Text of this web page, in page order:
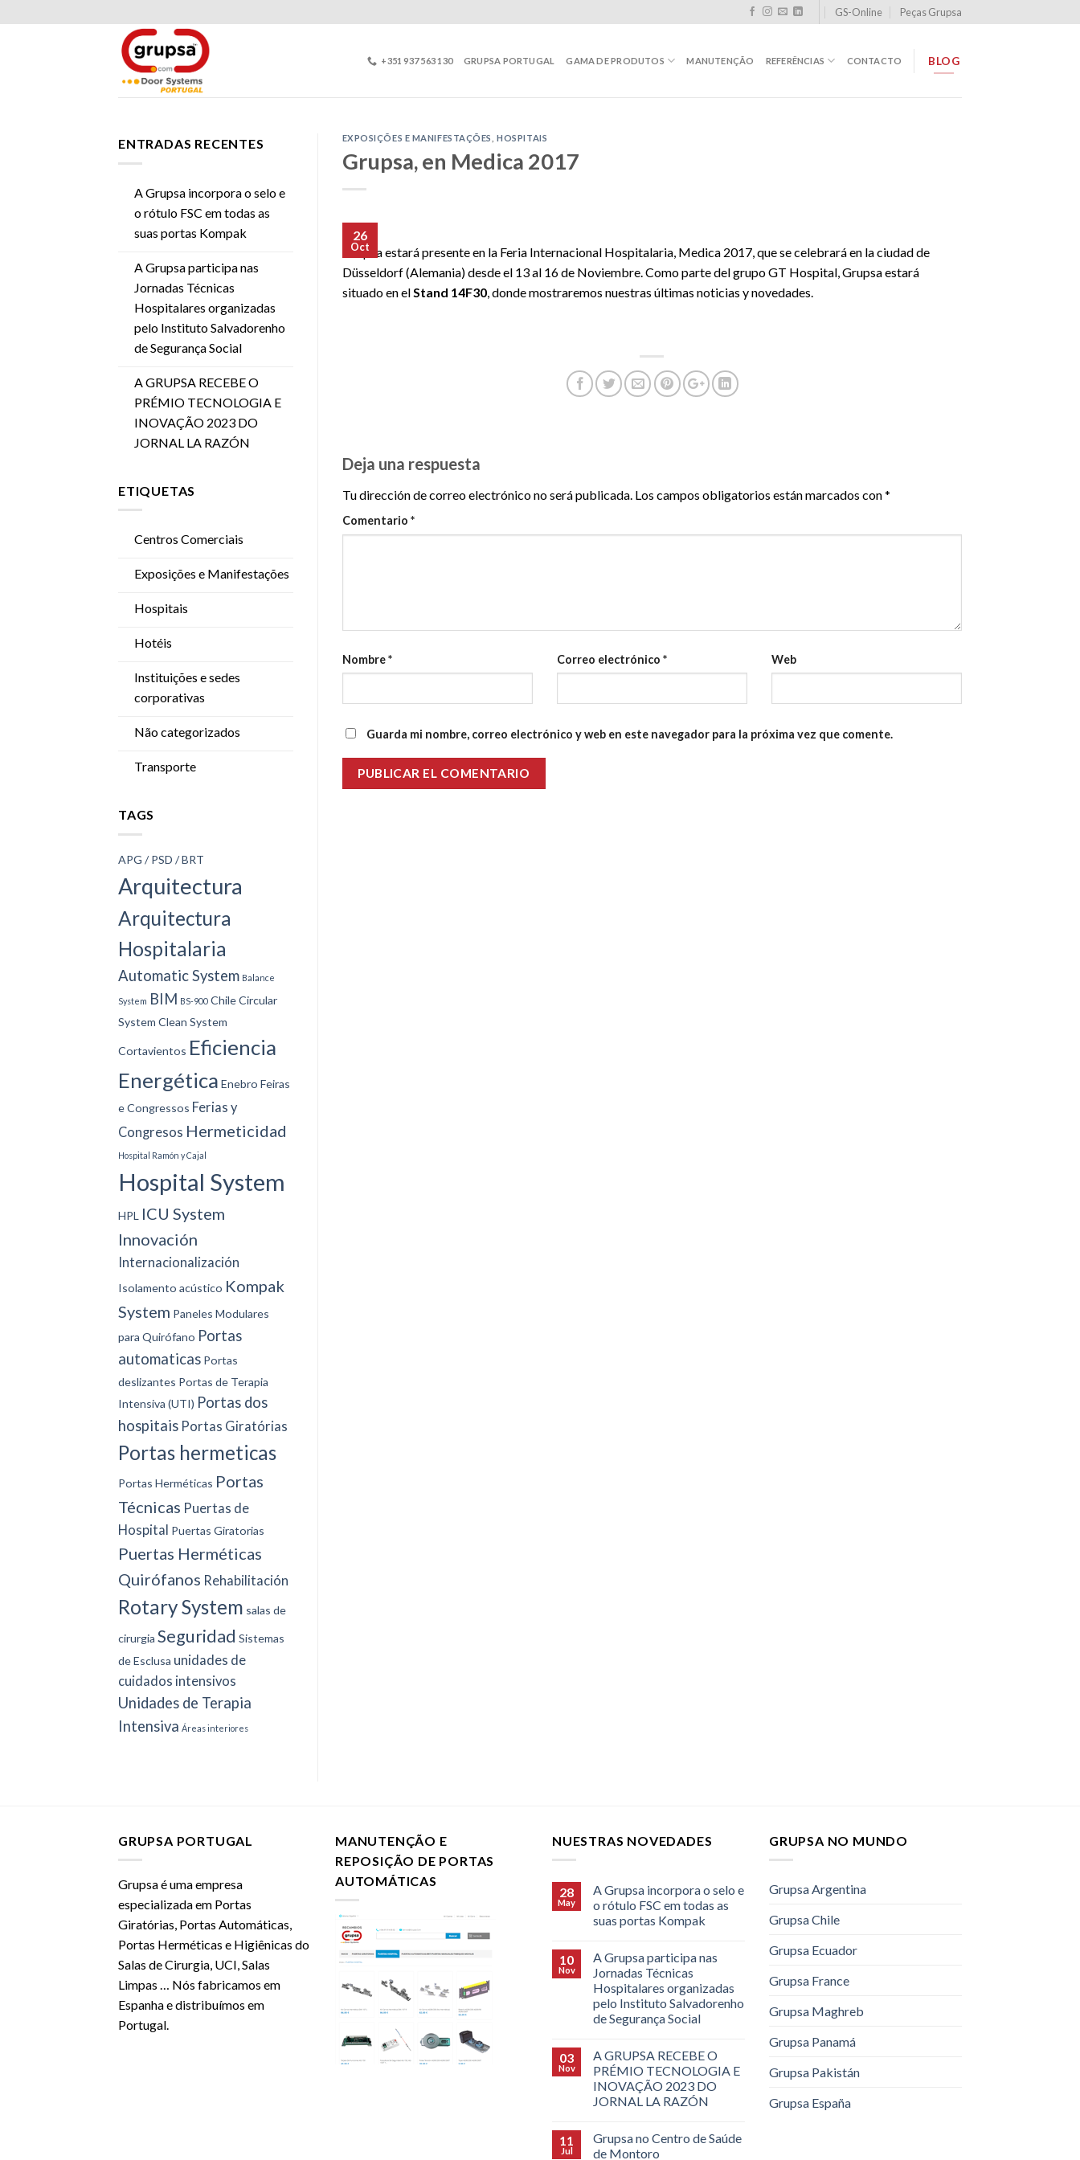
to
GS-Online Peças Grupsa
+351 937 563 130 GRUPSA PORTUGAL GAMA DE PRODUTOS MANUTENÇÃO REFERÊNCIAS CONTACTO BLOG
ENTRADAS RECENTES
A Grupsa incorpora o selo e
o rótulo FSC em todas as
suas portas Kompak
A Grupsa participa nas
Jornadas Técnicas
Hospitalares organizadas
pelo Instituto Salvadorenho
de Segurança Social
A GRUPSA RECEBE O
PRÉMIO TECNOLOGIA E
INOVAÇÃO 2023 DO
JORNAL LA RAZÓN
ETIQUETAS
Centros Comerciais
Exposições e Manifestações
Hospitais
Hotéis
Instituições e sedes
corporativas
Não categorizados
Transporte
TAGS
APG / PSD / BRT
Arquitectura
Arquitectura
Hospitalaria
Automatic System Balance
System BIM BS-900 ChileCircular
System Clean System
Cortavientos Eficiencia
Energética Enebro Feiras
e Congressos Ferias y
Congresos Hermeticidad
Hospital Ramón y Cajal
Hospital System
HPL ICU System
Innovación
Internacionalización
Isolamento acústico Kompak
System Paneles Modulares
para Quirófano Portas
automaticas Portas
deslizantes Portas de Terapia
Intensiva (UTI) Portas dos
hospitais Portas Giratórias
Portas hermeticas
Portas Herméticas Portas
Técnicas Puertas de
Hospital Puertas Giratorias
Puertas Herméticas
Quirófanos Rehabilitación
Rotary System salas de
cirurgia Seguridad Sistemas
de Esclusa unidades de
cuidados intensivos
Unidades de Terapia
Intensiva Áreas interiores
EXPOSIÇÕES E MANIFESTAÇÕES ,HOSPITAIS
Grupsa, en Medica 2017
26
Oct
Grupsa estará presente en la Feria Internacional Hospitalaria, Medica 2017, que se celebrará en la ciudad de
Düsseldorf (Alemania) desde el 13 al 16 de Noviembre. Como parte del grupo GT Hospital, Grupsa estará
situado en el Stand 14F30, donde mostraremos nuestras últimas noticias y novedades.
Deja una respuesta
Tu dirección de correo electrónico no será publicada. Los campos obligatorios están marcados con*
Comentario *
Nombre* Correo electrónico * Web
Guarda mi nombre, correo electrónico y web en este navegador para la próxima vez que comente.
GRUPSA PORTUGAL
Grupsa é uma empresa
especializada em Portas
Giratórias, Portas Automáticas,
Portas Herméticas e Higiênicas do
Salas de Cirurgia, UCI, Salas
Limpas … Nós fabricamos em
Espanha e distribuímos em
Portugal.
MANUTENÇÃO E
REPOSIÇÃO DE PORTAS
AUTOMÁTICAS
NUESTRAS NOVEDADES
28
May
A Grupsa incorpora o selo e
o rótulo FSC em todas as
suas portas Kompak
10
Nov
A Grupsa participa nas
Jornadas Técnicas
Hospitalares organizadas
pelo Instituto Salvadorenho
de Segurança Social
03
Nov
A GRUPSA RECEBE O
PRÉMIO TECNOLOGIA E
INOVAÇÃO 2023 DO
JORNAL LA RAZÓN
11
Jul
Grupsa no Centro de Saúde
de Montoro
GRUPSA NO MUNDO
Grupsa Argentina
Grupsa Chile
Grupsa Ecuador
Grupsa France
Grupsa Maghreb
Grupsa Panamá
Grupsa Pakistán
Grupsa España